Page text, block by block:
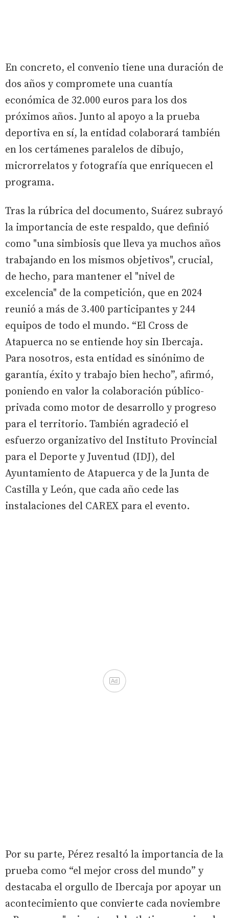
En concreto, el convenio tiene una duración de
dos años y compromete una cuantía
económica de 32.000 euros para los dos
próximos años. Junto al apoyo a la prueba
deportiva en sí, la entidad colaborará también
en los certámenes paralelos de dibujo,
microrrelatos y fotografía que enriquecen el
programa.
Tras la rúbrica del documento, Suárez subrayó
la importancia de este respaldo, que definió
como "una simbiosis que lleva ya muchos años
trabajando en los mismos objetivos", crucial,
de hecho, para mantener el "nivel de
excelencia" de la competición, que en 2024
reunió a más de 3.400 participantes y 244
equipos de todo el mundo. “El Cross de
Atapuerca no se entiende hoy sin Ibercaja.
Para nosotros, esta entidad es sinónimo de
garantía, éxito y trabajo bien hecho”, afirmó,
poniendo en valor la colaboración público-
privada como motor de desarrollo y progreso
para el territorio. También agradeció el
esfuerzo organizativo del Instituto Provincial
para el Deporte y Juventud (IDJ), del
Ayuntamiento de Atapuerca y de la Junta de
Castilla y León, que cada año cede las
instalaciones del CAREX para el evento.
Ad
Por su parte, Pérez resaltó la importancia de la
prueba como “el mejor cross del mundo” y
destacaba el orgullo de Ibercaja por apoyar un
acontecimiento que convierte cada noviembre